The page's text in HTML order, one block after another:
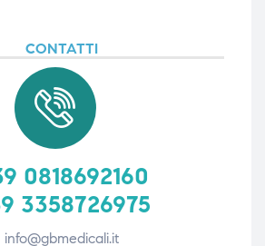
CONTATTI
0818692160
3358726975
info@gbmedicali.it